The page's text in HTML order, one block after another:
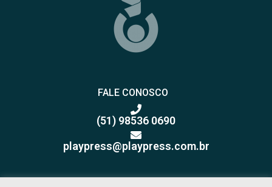
FALE CONOSCO
(51) 98536 0690
playpress@playpress.com.br